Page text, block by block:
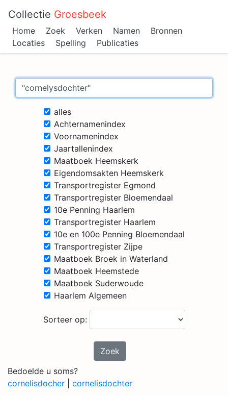
Collectie Groesbeek
Home Zoek Verken Namen
Bronnen
Locaties
Spelling Publicaties
alles
Achternamenindex
Voornamenindex
Jaartallenindex
Maatboek Heemskerk
Eigendomsakten Heemskerk
Transportregister Egmond
Transportregister Bloemendaal
10e Penning Haarlem
Transportregister Haarlem
10e en 100e Penning Bloemendaal
Transportregister Zijpe
Maatboek Broek in Waterland
Maatboek Heemstede
Maatboek Suderwoude
Haarlem Algemeen
Sorteer op:
Zoek
Bedoelde u soms?
cornelisdocher
cornelisdochter